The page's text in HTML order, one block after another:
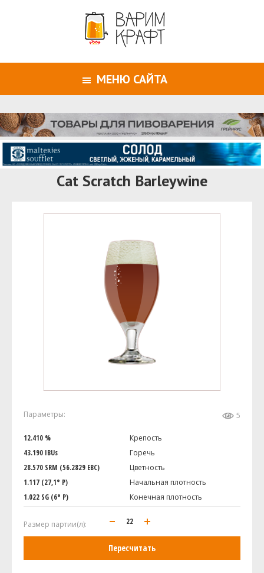
МЕНЮ САЙТА
Cat Scratch Barleywine
Параметры: 5
12.410 %
Крепость
43.190 IBUs
Горечь
28.570 SRM (56.2829 EBC)
Цветность
1.117 (27,1° P)
Начальная плотность
1.022 SG (6° P)
Конечная плотность
Размер партии(л):
Пересчитать